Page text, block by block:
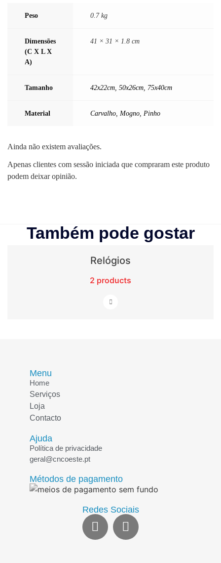
Peso 0.7 kg
Dimensões
(C X L X
A)
41 × 31 × 1.8 cm
Tamanho 42x22cm 50x26cm 75x40cm
Material Carvalho Mogno Pinho
Ainda não existem avaliações.
Apenas clientes com sessão iniciada que compraram este produto
podem deixar opinião.
Também pode gostar
Relógios
2 products
Menu
Home
Serviços
Loja
Contacto
Ajuda
Política de privacidade
geral@cncoeste.pt
Métodos de pagamento
Redes Sociais